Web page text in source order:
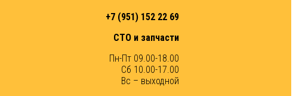
+7 (951) 152 22 69
СТО и запчасти
Пн-Пт 09.00-18.00
Сб 10.00-17.00
Вс – выходной